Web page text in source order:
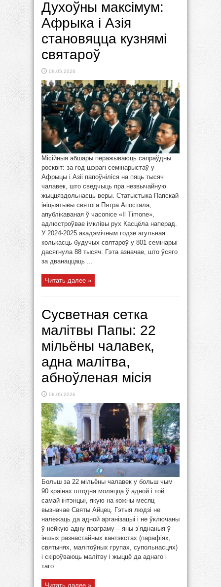
Духоўны максімум:
Афрыка і Азія
становяцца кузнямі
святароў
08.05.2026
Місійныя абшары перажываюць сапраўдны
росквіт: за год шэрагі семінарыстаў у
Афрыцы і Азіі папоўніліся на пяць тысяч
чалавек, што сведчыць пра незвычайную
жыццяздольнасць веры. Статыстыка Папскай
ініцыятывы святога Пятра Апостала,
апублікаваная ў часопісе «Il Timone»,
адлюстроўвае імклівы рух Касцёла наперад.
У 2024-2025 акадэмічным годзе агульная
колькасць будучых святароў у 801 семінарыі
дасягнула 88 тысяч. Гэта азначае, што ўсяго
за дванаццаць ...
Читать далее »
Сусветная сетка
малітвы Папы: 22
мільёны чалавек,
адна малітва,
абноўленая місія
08.05.2026
Больш за 22 мільёны чалавек у больш чым
90 краінах штодня моляцца ў адной і той
самай інтэнцыі, якую на кожны месяц
вызначае Святы Айцец. Гэтыя людзі не
належаць да адной арганізацыі і не ўключаны
ў нейкую адну праграму – яны з’яднаныя ў
іншых разнастайных кантэкстах (парафіях,
святынях, малітоўных групах, супольнасцях)
і скіроўваюць малітву і жыццё да аднаго і
таго ...
Читать далее »